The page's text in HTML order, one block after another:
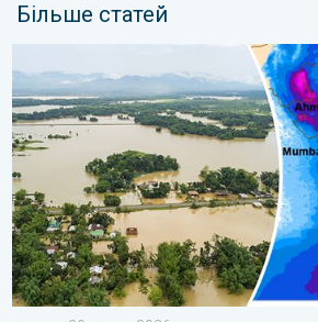
Більше статей
Повені та зсуви в деяких регіонах